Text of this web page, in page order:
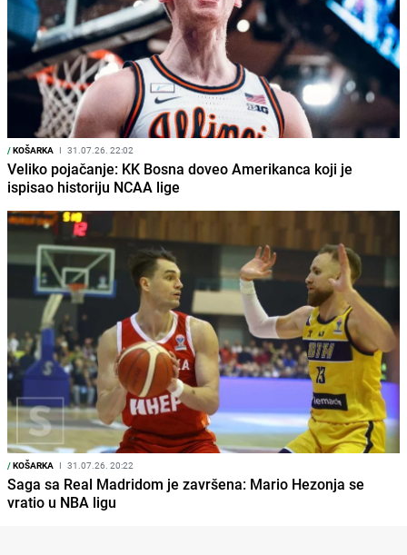
/KOŠARKA I 31.07.26. 22:02
Veliko pojačanje: KK Bosna doveo Amerikanca koji je
ispisao historiju NCAA lige
/KOŠARKA I 31.07.26. 20:22
Saga sa Real Madridom je završena: Mario Hezonja se
vratio u NBA ligu